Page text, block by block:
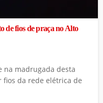
de fios de praça no Alto
na madrugada desta
da rede elétrica de